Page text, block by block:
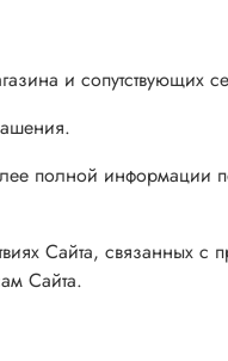
и сопутствующих
полной информации
Сайта, связанных с
Сайта.